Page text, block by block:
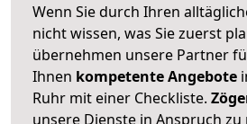
Wenn Sie durch Ihren
nicht wissen, was Sie zuerst
übernehmen unsere Partner
Ihnen kompetente Angebote
Ruhr mit einer Checkliste.
unsere Dienste in Anspruch